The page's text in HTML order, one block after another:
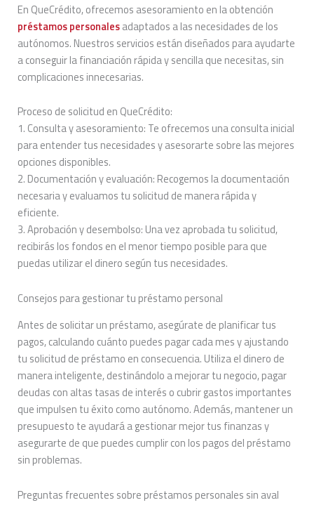
En QueCrédito, ofrecemos asesoramiento en la obtención
préstamos personalesadaptados a las necesidades de los
autónomos. Nuestros servicios están diseñados para ayudarte
a conseguir la financiación rápida y sencilla que necesitas, sin
complicaciones innecesarias.
Proceso de solicitud en QueCrédito:
1. Consulta y asesoramiento: Te ofrecemos una consulta inicial
para entender tus necesidades y asesorarte sobre las mejores
opciones disponibles.
2. Documentación y evaluación: Recogemos la documentación
necesaria y evaluamos tu solicitud de manera rápida y
eficiente.
3. Aprobación y desembolso: Una vez aprobada tu solicitud,
recibirás los fondos en el menor tiempo posible para que
puedas utilizar el dinero según tus necesidades.
Consejos para gestionar tu préstamo personal
Antes de solicitar un préstamo, asegúrate de planificar tus
pagos, calculando cuánto puedes pagar cada mes y ajustando
tu solicitud de préstamo en consecuencia. Utiliza el dinero de
manera inteligente, destinándolo a mejorar tu negocio, pagar
deudas con altas tasas de interés o cubrir gastos importantes
que impulsen tu éxito como autónomo. Además, mantener un
presupuesto te ayudará a gestionar mejor tus finanzas y
asegurarte de que puedes cumplir con los pagos del préstamo
sin problemas.
Preguntas frecuentes sobre préstamos personales sin aval